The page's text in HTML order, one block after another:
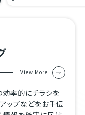
率的にチラシを
ップなどをお手伝
View More